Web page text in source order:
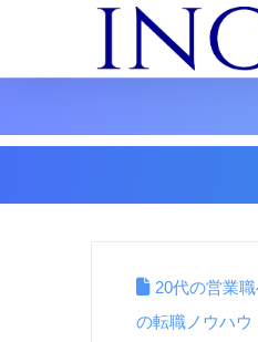
20代の営業
の転職ノウハウ